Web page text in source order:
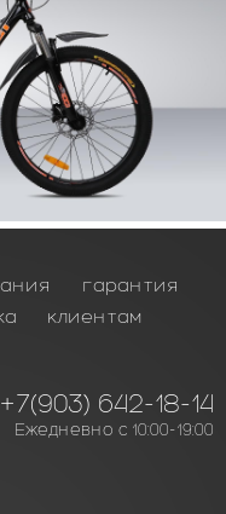
гарантия
клиентам
+7(903) 642-18-14
Ежедневно с 10:00-19:00